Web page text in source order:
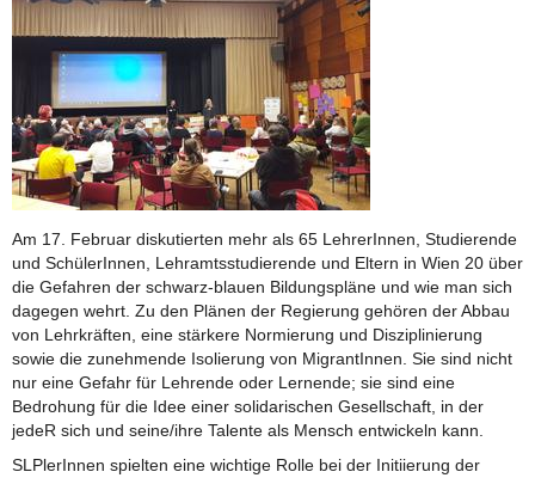
Am 17. Februar diskutierten mehr als 65 LehrerInnen, Studierende
und SchülerInnen, Lehramtsstudierende und Eltern in Wien 20 über
die Gefahren der schwarz-blauen Bildungspläne und wie man sich
dagegen wehrt. Zu den Plänen der Regierung gehören der Abbau
von Lehrkräften, eine stärkere Normierung und Disziplinierung
sowie die zunehmende Isolierung von MigrantInnen. Sie sind nicht
nur eine Gefahr für Lehrende oder Lernende; sie sind eine
Bedrohung für die Idee einer solidarischen Gesellschaft, in der
jedeR sich und seine/ihre Talente als Mensch entwickeln kann.
SLPlerInnen spielten eine wichtige Rolle bei der Initiierung der